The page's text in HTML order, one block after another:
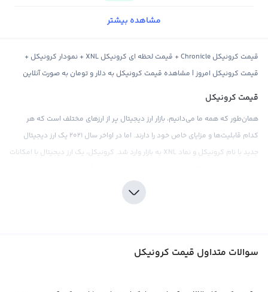
مشاهده بیشتر
قیمت کرونیکل Chronicle + قیمت لحظه ای کرونیکل XNL + نمودار کرونیکل +
قیمت کرونیکل امروز | مشاهده قیمت کرونیکل به دلار و تومان به صورت آنلاین
قیمت کرونیکل
همان‌طور که همه ما می‌دانیم، بازار ارز دیجیتال پر از ارزهای مختلف است که هر
کدام قابلیت‌ها و مزایای خاص خود را دارند. اما در اواخر سال ۲۰۲۱ یک ارز دیجیتال
جدید با نام کرونیکل و نماد XNL به بازار وارد شد. کرونیکل، یک ارز دیجیتال با امکانات
ارزهای دیگر مثل دلار و تتر است و معمولا به صورت مستقیم با ارزهای محبوب
سوالات متداول قیمت کرونیکل